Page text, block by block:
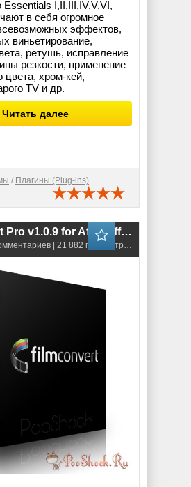
Essentials I,II,III,IV,V,VI,
в себя огромное
эффектов,
виньетирование,
ретушь, исправление
резкости, применение
цвета, хром-кей,
TV и др.
Читать далее
/ Плагины (Plug-ins)
FilmConvert Pro v1.0.9 for After Effects & Premiere CS6 (64-bit)
| 21 882 просмотров